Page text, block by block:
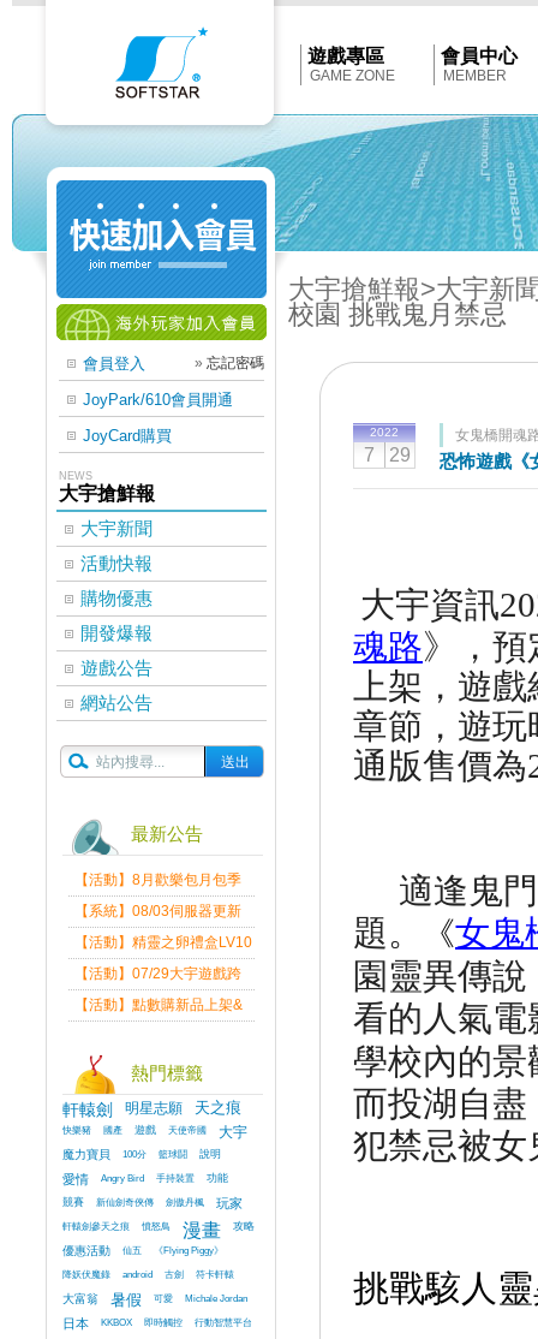
Softstar
遊戲專區
GAME ZONE
會員中心
MEMBER
會員登入 » 忘記密碼
JoyPark/610會員開通
JoyCard購買
NEWS
大宇搶鮮報
大宇新聞
活動快報
購物優惠
開發爆報
遊戲公告
網站公告
最新公告
【活動】8月歡樂包月包季
送
【系統】08/03伺服器更新
維護公告
【活動】精靈之卵禮盒LV10
限量發送中
【活動】07/29大宇遊戲跨
界盛典
【活動】點數購新品上架&
熱門標籤
軒轅劍
明星志願 天之痕
快樂豬 國產 遊戲 天使帝國 大宇
魔力寶貝 100分 籃球鬪 說明
愛情 Angry Bird 手持裝置
功能
競賽
新仙劍奇俠傳 劍傲丹楓 玩家
軒轅劍參天之痕 憤怒鳥 漫畫 攻略
優惠活動 仙五
《Flying Piggy》
降妖伏魔錄
android 古劍 符卡軒轅
大富翁 暑假 可愛 Michale Jordan
日本 KKBOX 即時觸控 行動智慧平台
大宇搶鮮報>大宇新
校園 挑戰鬼月禁忌
2022
7 29
女鬼橋開魂
恐怖遊戲《
大宇資訊
魂路》
，
上架， 遊戲
章節，遊玩
通版售價為
適逢鬼
題。
《女鬼
園靈異傳
看的人氣電
學校內的景
而投湖自盡
犯禁忌被女
挑戰駭人